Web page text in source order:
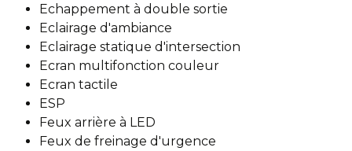
Echappement à double sortie
Eclairage d'ambiance
Eclairage statique d'intersection
Ecran multifonction couleur
Ecran tactile
ESP
Feux arrière à LED
Feux de freinage d'urgence